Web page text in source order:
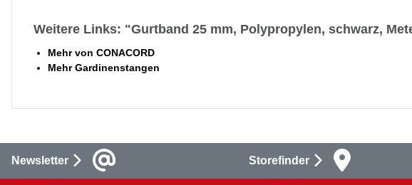
Weitere Links: "Gurtband 25 mm, Polypropylen, schwarz,
Mehr von CONACORD
Mehr Gardinenstangen
Newsletter Storefinder